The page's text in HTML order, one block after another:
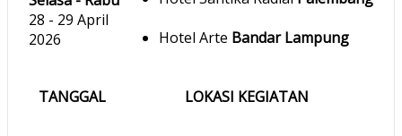
Hotel Arte Bandar Lampung
28 - 29 April
2026
TANGGAL LOKASI KEGIATAN